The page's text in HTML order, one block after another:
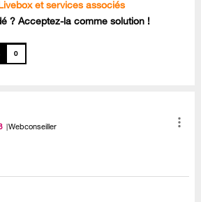
et services associés
? Acceptez-la comme solution !
0
Webconseiller